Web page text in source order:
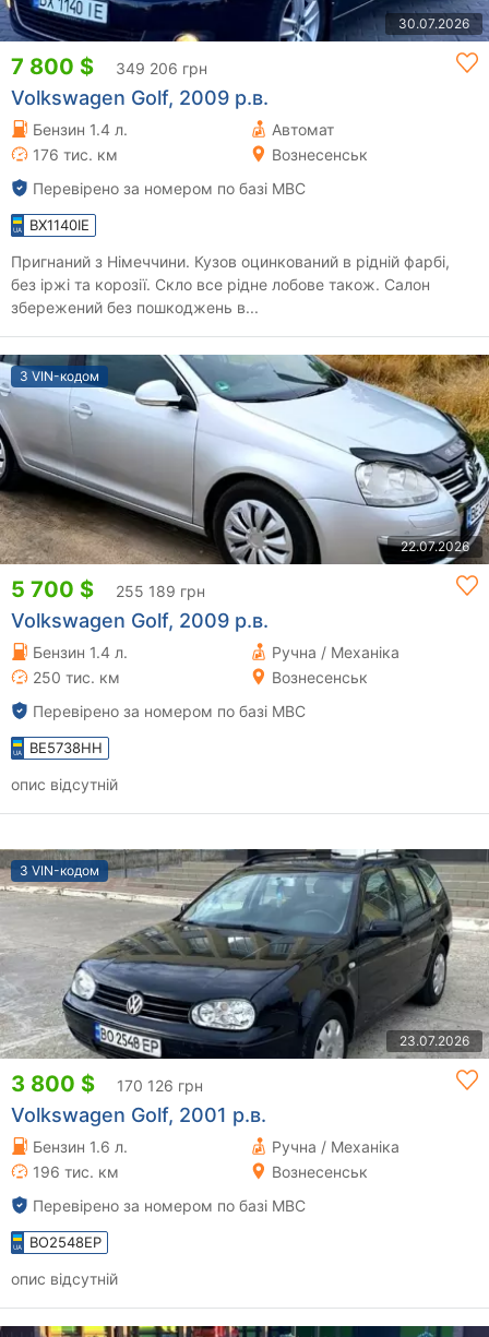
30.07.2026
7 800 $ 349 206 грн
Volkswagen Golf, 2009 р.в.
Бензин 1.4 л.
Автомат
176 тис. км
Вознесенськ
Перевірено за номером по базі МВС
BX1140IE
Пригнаний з Німеччини. Кузов оцинкований в рідній фарбі,
без іржі та корозії. Скло все рідне лобове також. Салон
збережений без пошкоджень в...
З VIN-кодом
22.07.2026
5 700 $ 255 189 грн
Volkswagen Golf, 2009 р.в.
Бензин 1.4 л.
Ручна / Механіка
250 тис. км
Вознесенськ
Перевірено за номером по базі МВС
BE5738HH
опис відсутній
З VIN-кодом
23.07.2026
3 800 $ 170 126 грн
Volkswagen Golf, 2001 р.в.
Бензин 1.6 л.
Ручна / Механіка
196 тис. км
Вознесенськ
Перевірено за номером по базі МВС
BO2548EP
опис відсутній